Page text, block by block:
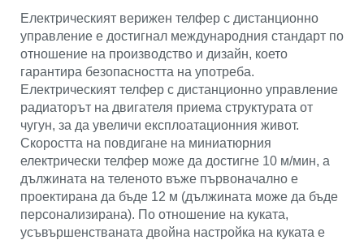
Електрическият верижен телфер с дистанционно
управление е достигнал международния стандарт по
отношение на производство и дизайн, което
гарантира безопасността на употреба.
Електрическият телфер с дистанционно управление
радиаторът на двигателя приема структурата от
чугун, за да увеличи експлоатационния живот.
Скоростта на повдигане на миниатюрния
електрически телфер може да достигне 10 м/мин, а
дължината на теленото въже първоначално е
проектирана да бъде 12 м (дължината може да бъде
персонализирана). По отношение на куката,
усъвършенстваната двойна настройка на куката е